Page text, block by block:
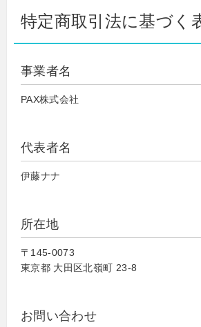
特定商取引法に基づく
事業者名
PAX株式会社
代表者名
伊藤ナナ
所在地
〒145-0073
東京都 大田区北嶺町 23-8
お問い合わせ